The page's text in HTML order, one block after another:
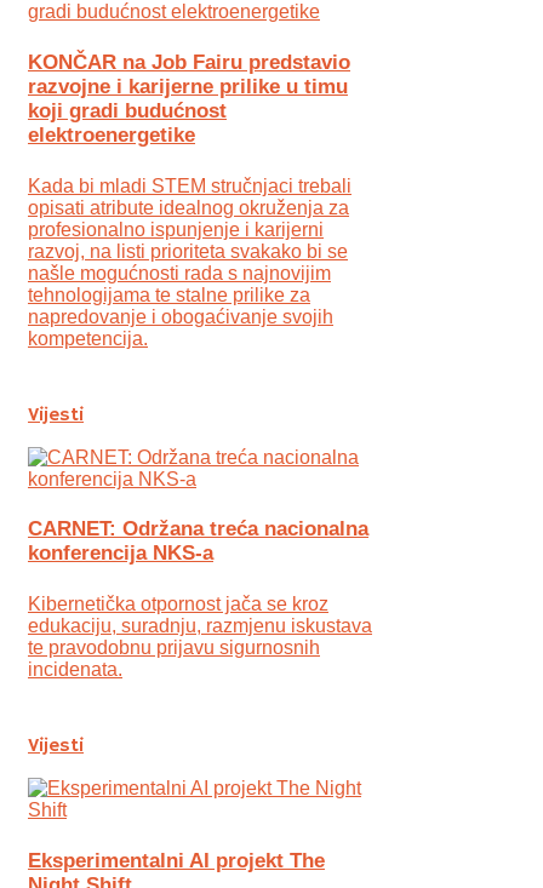
KONČAR na Job Fairu predstavio
razvojne i karijerne prilike u timu
koji gradi budućnost
elektroenergetike
Kada bi mladi STEM stručnjaci trebali
opisati atribute idealnog okruženja za
profesionalno ispunjenje i karijerni
razvoj, na listi prioriteta svakako bi se
našle mogućnosti rada s najnovijim
tehnologijama te stalne prilike za
napredovanje i obogaćivanje svojih
kompetencija.
Vijesti
CARNET: Održana treća nacionalna
konferencija NKS-a
Kibernetička otpornost jača se kroz
edukaciju, suradnju, razmjenu iskustava
te pravodobnu prijavu sigurnosnih
incidenata.
Vijesti
Eksperimentalni AI projekt The